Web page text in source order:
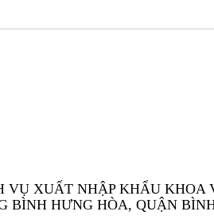
VỤ XUẤT NHẬP KHẨU KHOA
BÌNH HƯNG HÒA, QUẬN